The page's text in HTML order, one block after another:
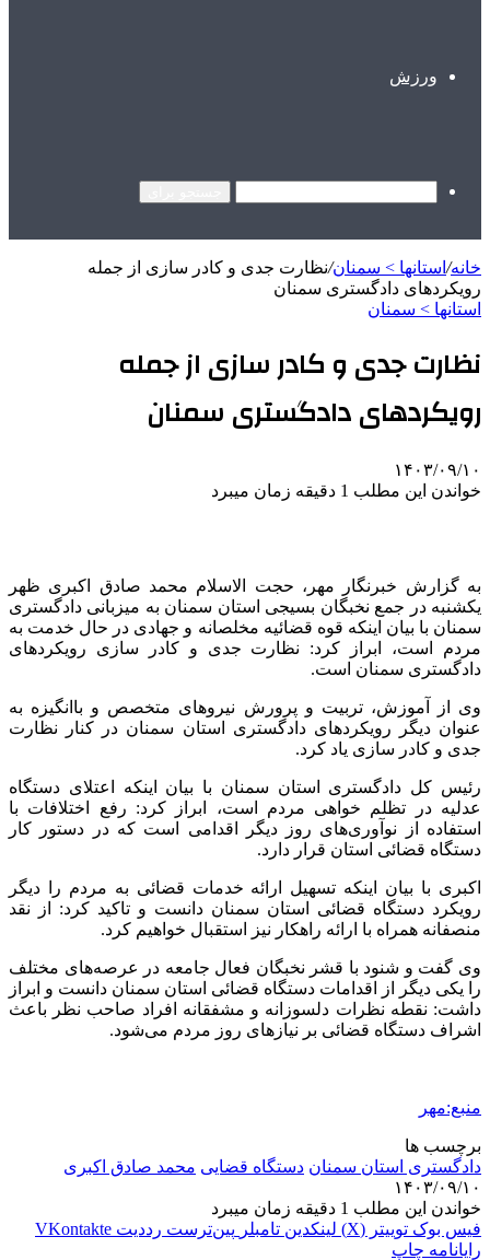
ورزش
خانه/ استانها > سمنان/نظارت جدی و کادر سازی از جمله
رویکردهای دادگستری سمنان
استانها > سمنان
نظارت جدی و کادر سازی از جمله
رویکردهای دادگستری سمنان
۱۴۰۳/۰۹/۱۰
خواندن این مطلب 1 دقیقه زمان میبرد
به گزارش خبرنگار مهر، حجت الاسلام محمد صادق اکبری ظهر
یکشنبه در جمع نخبگان بسیجی استان سمنان به میزبانی دادگستری
سمنان با بیان اینکه قوه قضائیه مخلصانه و جهادی در حال خدمت به
مردم است، ابراز کرد: نظارت جدی و کادر سازی رویکردهای
دادگستری سمنان است.
وی از آموزش، تربیت و پرورش نیروهای متخصص و باانگیزه به
عنوان دیگر رویکردهای دادگستری استان سمنان در کنار نظارت
جدی و کادر سازی یاد کرد.
رئیس کل دادگستری استان سمنان با بیان اینکه اعتلای دستگاه
عدلیه در تظلم خواهی مردم است، ابراز کرد: رفع اختلافات با
استفاده از نوآوری‌های روز دیگر اقدامی است که در دستور کار
دستگاه قضائی استان قرار دارد.
اکبری با بیان اینکه تسهیل ارائه خدمات قضائی به مردم را دیگر
رویکرد دستگاه قضائی استان سمنان دانست و تاکید کرد: از نقد
منصفانه همراه با ارائه راهکار نیز استقبال خواهیم کرد.
وی گفت و شنود با قشر نخبگان فعال جامعه در عرصه‌های مختلف
را یکی دیگر از اقدامات دستگاه قضائی استان سمنان دانست و ابراز
داشت: نقطه نظرات دلسوزانه و مشفقانه افراد صاحب نظر باعث
اشراف دستگاه قضائی بر نیازهای روز مردم می‌شود.
منبع:مهر
برچسب ها
دادگستری استان سمنان دستگاه قضایی محمد صادق اکبری
۱۴۰۳/۰۹/۱۰
خواندن این مطلب 1 دقیقه زمان میبرد
فیس بوک توییتر (X) لینکدین ‫تامبلر ‫پین‌ترست ‫رددیت ‫VKontakte
رایانامه چاپ